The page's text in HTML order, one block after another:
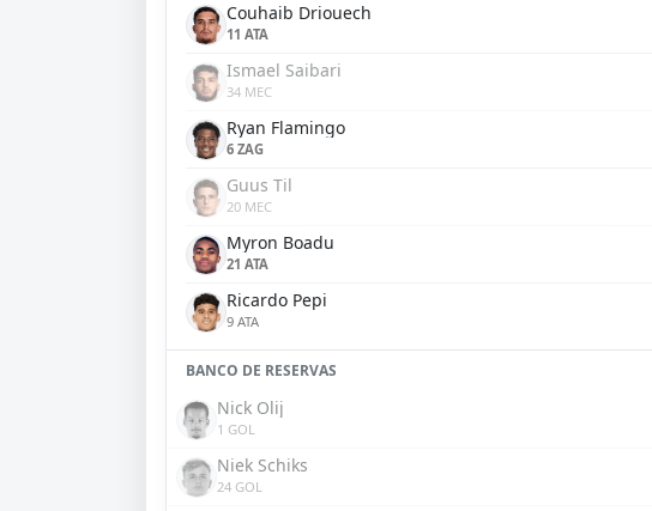
Couhaib Driouech
11 ATA
Ismael Saibari
34 MEC
Ryan Flamingo
6 ZAG
Guus Til
20 MEC
Myron Boadu
21 ATA
Ricardo Pepi
9 ATA
BANCO DE RESERVAS
Nick Olij
1 GOL
Niek Schiks
24 GOL